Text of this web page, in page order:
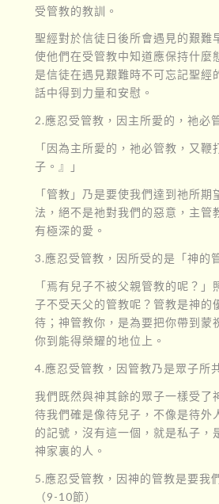
受管教的教訓。
聖經對於信徒日後所會遇見的艱難
使他們在受管教中知道應保持什麼
是信徒在遇見艱難時不可忘記聖經
話中得到力量和安慰。
2.應忍受管教，因主所愛的，祂必
「因為主所愛的，祂必管教，又鞭
子。』」
「管教」乃是要使我們達到祂所期
法，絕不是祂對我們的惡意，主管
有極深的愛。
3.應忍受管教，因所受的是「神的
「焉有兒子不被父親管教的呢？」
子不受天父的管教呢？管教是神的
待；神管教你，是為要把你帶到蒙
你到能得榮耀的地位上。
4.應忍受管教，因管教乃是眾子所
我們既然與神其餘的眾子一樣受了
待我們確是像待兒子，不像是待外
的記號，沒有這一個，就是私子，
神家裏的人。
5.應忍受管教，因神的管教是要我
（9-10節）